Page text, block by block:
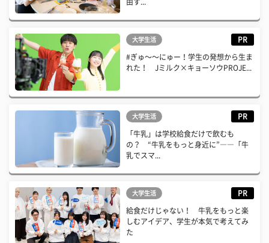
由す...
大学生活 PR
#ぎゅ〜〜にゅー！学生の発想から生ま
れた！ Jミルク×キョーソウPROJE...
大学生活 PR
「牛乳」は学校給食だけで飲むも
の？ “牛乳をもっと身近に”――「牛
乳でスマ...
大学生活 PR
給食だけじゃない！ 牛乳をもっと楽
しむアイデア、学生が本気で考えてみ
た